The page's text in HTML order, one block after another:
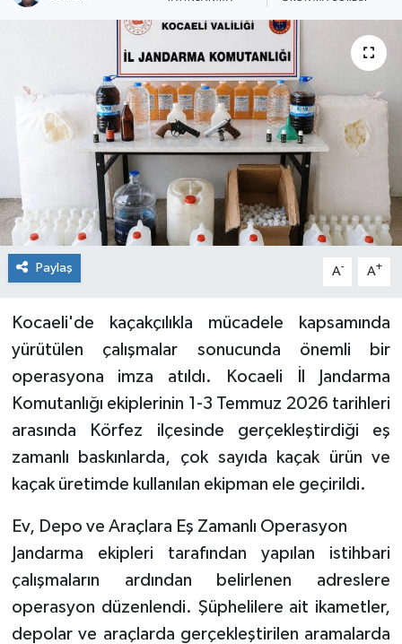
Paylaş A- A+
Kocaeli'de kaçakçılıkla mücadele kapsamında
yürütülen çalışmalar sonucunda önemli bir
operasyona imza atıldı. Kocaeli İl Jandarma
Komutanlığı ekiplerinin 1-3 Temmuz 2026 tarihleri
arasında Körfez ilçesinde gerçekleştirdiği eş
zamanlı baskınlarda, çok sayıda kaçak ürün ve
kaçak üretimde kullanılan ekipman ele geçirildi.
Ev, Depo ve Araçlara Eş Zamanlı Operasyon
Jandarma ekipleri tarafından yapılan istihbari
çalışmaların ardından belirlenen adreslere
operasyon düzenlendi. Şüphelilere ait ikametler,
depolar ve araçlarda gerçekleştirilen aramalarda